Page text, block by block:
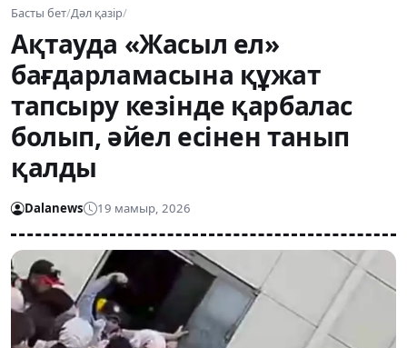
Басты бет/Дәл қазір/
Ақтауда «Жасыл ел»
бағдарламасына құжат
тапсыру кезінде қарбалас
болып, әйел есінен танып
қалды
Dalanews 19 мамыр, 2026